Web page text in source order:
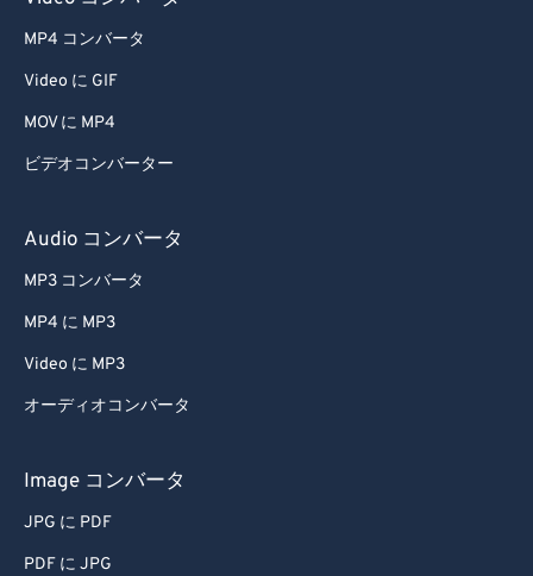
MP4 コンバータ
Video に GIF
MOV に MP4
ビデオコンバーター
Audio コンバータ
MP3 コンバータ
MP4 に MP3
Video に MP3
オーディオコンバータ
Image コンバータ
JPG に PDF
PDF に JPG